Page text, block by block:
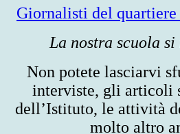
Giornalisti del
La nostra scuola
Non potete lasciarvi
interviste, gli articoli
dell’Istituto, le attività
molto altro